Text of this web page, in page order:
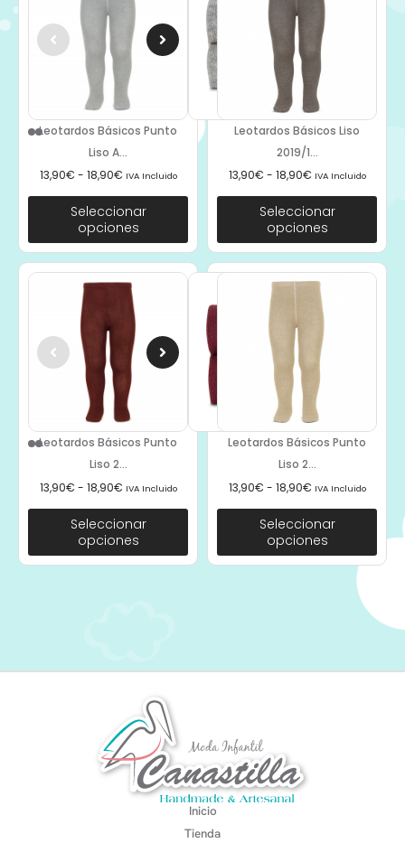
Leotardos Básicos Punto
Liso A...
13,90€ - 18,90€ IVA Incluido
Seleccionar
opciones
Leotardos Básicos Liso
2019/1...
13,90€ - 18,90€ IVA Incluido
Seleccionar
opciones
Leotardos Básicos Punto
Liso 2...
13,90€ - 18,90€ IVA Incluido
Seleccionar
opciones
Leotardos Básicos Punto
Liso 2...
13,90€ - 18,90€ IVA Incluido
Seleccionar
opciones
Inicio
Tienda